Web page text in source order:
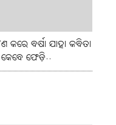
ବର୍ଷା ଯାହା କବିତା
ଫେଡ଼ି..